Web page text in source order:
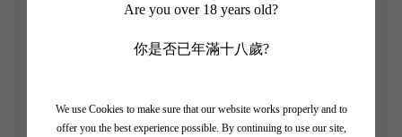
Are you over 18 years old?
你是否已年滿十八歲?
We use Cookies to make sure that our website works properly and to
offer you the best experience possible. By continuing to use our site,
呢支6公升Imperial皇室大瓶裝（相等於8支標準裝）
2001年金鐘本身已經被評為極度優雅、平衡感滿分靚
比普通750ml裝後生新鮮好多！香氣充滿黑李子、雪